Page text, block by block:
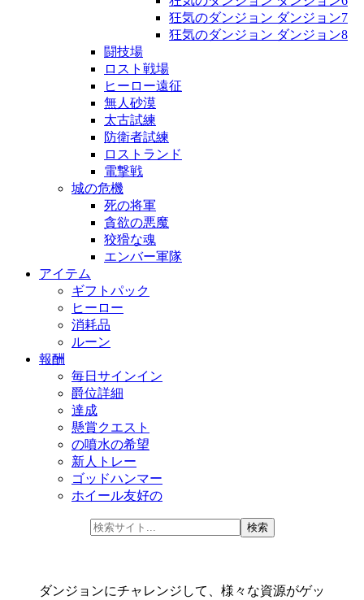
狂気のダンジョン ダンジョン7
狂気のダンジョン ダンジョン8
闘技場
ロスト戦場
ヒーロー遠征
無人砂漠
太古試練
防衛者試練
ロストランド
電撃戦
城の危機
死の将軍
貪欲の悪魔
狡猾な魂
エンバー軍隊
アイテム
ギフトパック
ヒーロー
消耗品
ルーン
報酬
毎日サインイン
爵位詳細
達成
懸賞クエスト
の噴水の希望
新人トレー
ゴッドハンマー
ホイール友好の
ダンジョンにチャレンジして、様々な資源がゲッ